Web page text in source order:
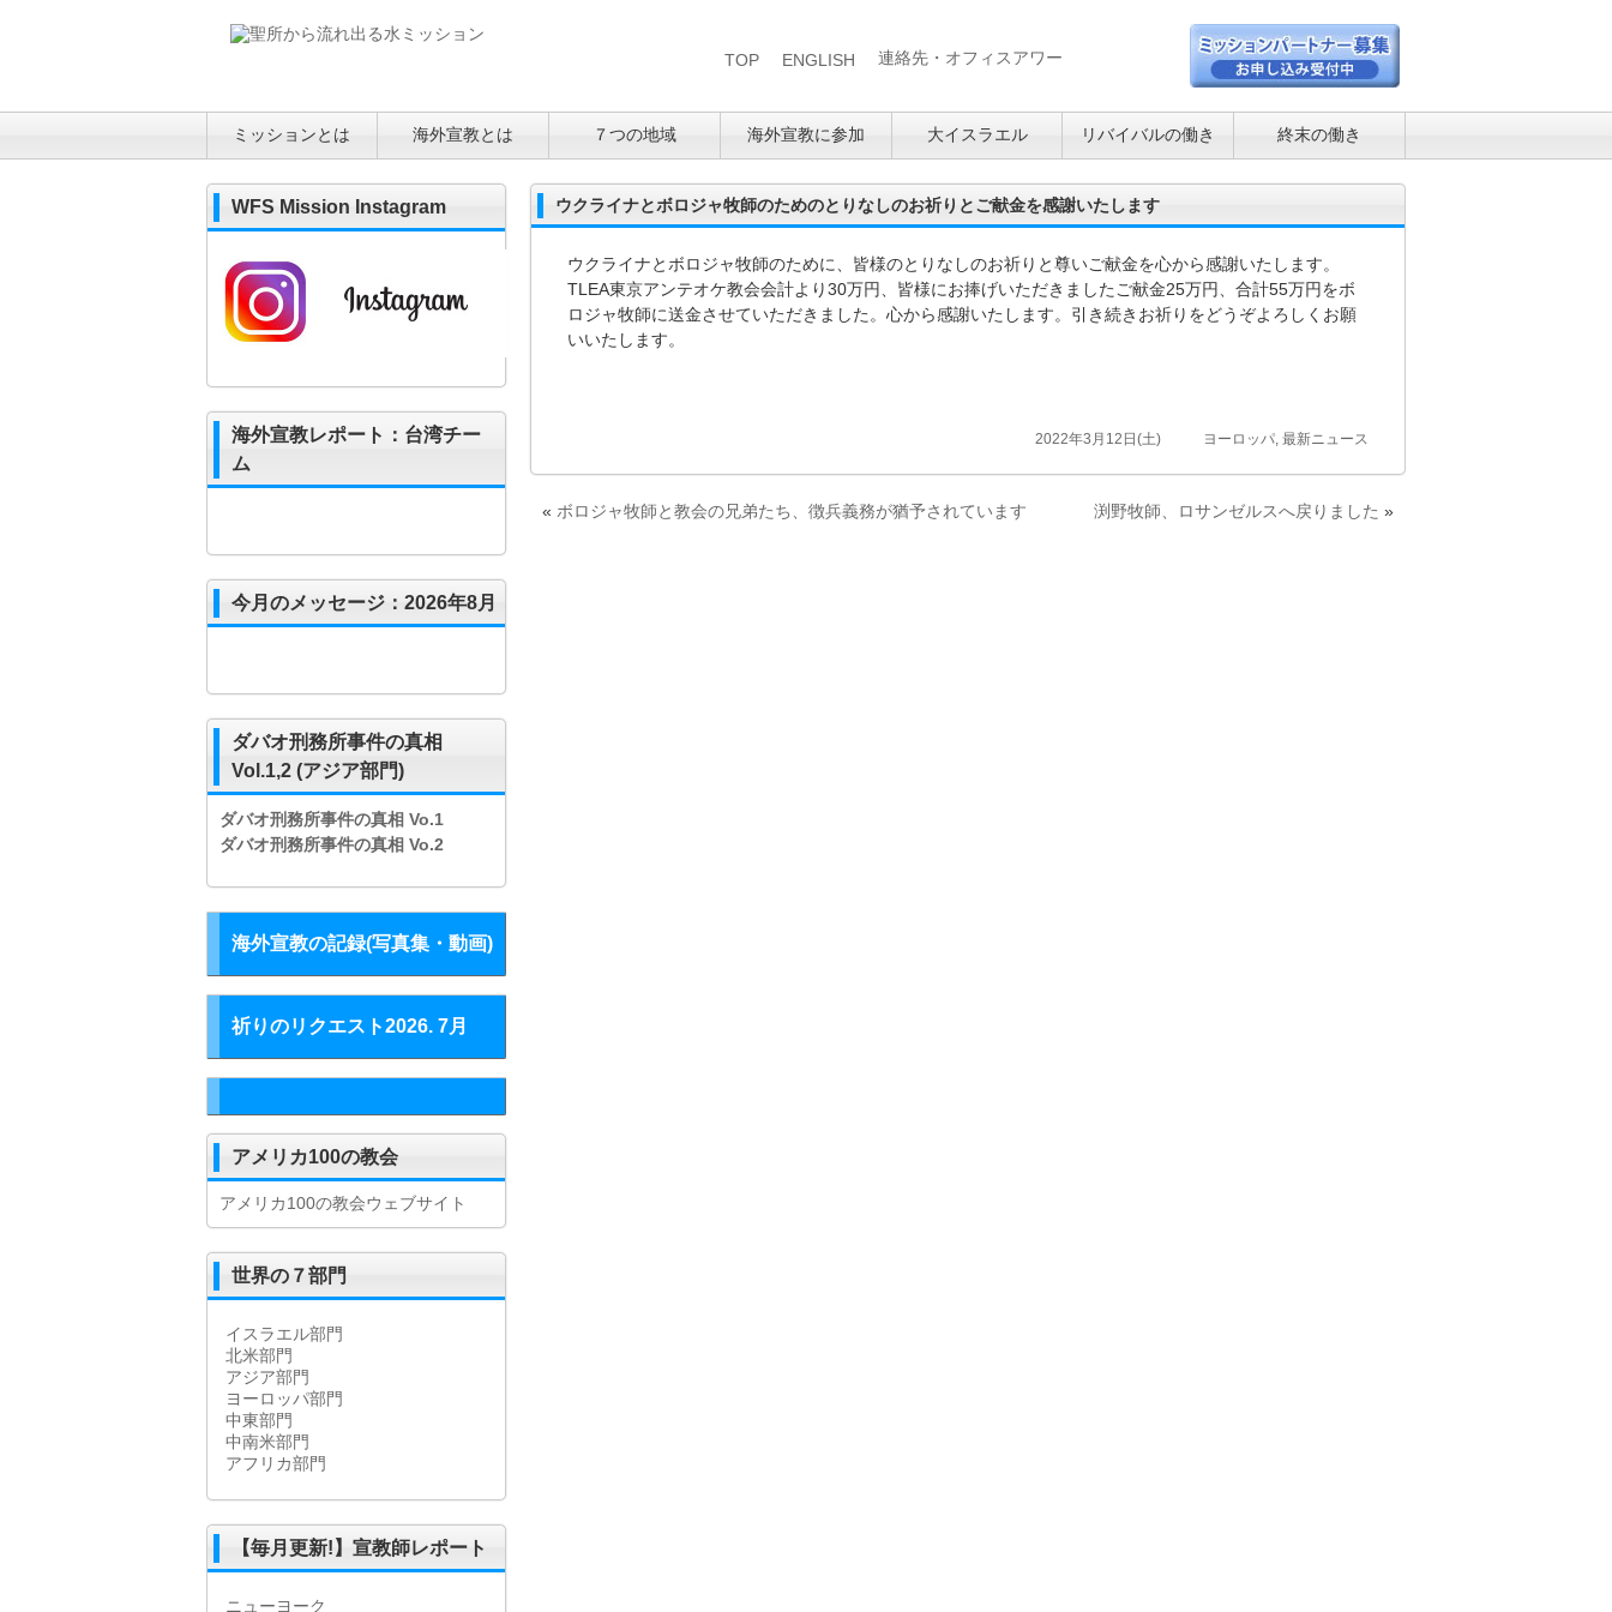
TOP ENGLISH 連絡先・オフィスアワー
ミッションとは 海外宣教とは ７つの地域 海外宣教に参加 大イスラエル リバイバルの働き 終末の働き
ウクライナとボロジャ牧師のためのとりなしのお祈りとご献金を感謝いたします
ウクライナとボロジャ牧師のために、皆様のとりなしのお祈りと尊いご献金を心から感謝いたします。
TLEA東京アンテオケ教会会計より30万円、皆様にお捧げいただきましたご献金25万円、合計55万円をボ
ロジャ牧師に送金させていただきました。心から感謝いたします。引き続きお祈りをどうぞよろしくお願
いいたします。
2022年3月12日(土) ヨーロッパ, 最新ニュース
« ボロジャ牧師と教会の兄弟たち、徴兵義務が猶予されています 渕野牧師、ロサンゼルスへ戻りました »
WFS Mission Instagram
海外宣教レポート：台湾チー
ム
今月のメッセージ：2026年8月
ダバオ刑務所事件の真相
Vol.1,2 (アジア部門)
ダバオ刑務所事件の真相 Vo.1
ダバオ刑務所事件の真相 Vo.2
海外宣教の記録(写真集・動画)
祈りのリクエスト2026. 7月
アメリカ100の教会
アメリカ100の教会ウェブサイト
世界の７部門
イスラエル部門
北米部門
アジア部門
ヨーロッパ部門
中東部門
中南米部門
アフリカ部門
【毎月更新!】宣教師レポート
ニューヨーク